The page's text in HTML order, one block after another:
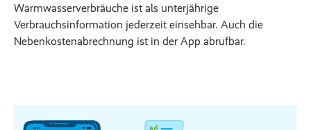
Warmwasserverbräuche ist als unterjährige
Verbrauchsinformation jederzeit einsehbar. Auch die
Nebenkostenabrechnung ist in der App abrufbar.